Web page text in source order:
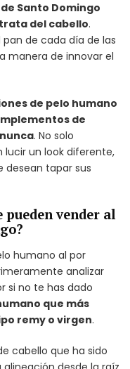
Santo Domingo
del cabello.
de cada día de las
manera de innovar el
de pelo humano
de
. No solo
un look diferente,
desean tapar sus
pueden vender al
humano al por
analizar
si no te has dado
que más
remy o virgen.
cabello que ha sido